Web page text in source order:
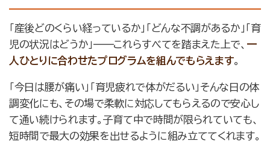
「産後どのくらい経っているか」「どんな不調があるか」「育
児の状況はどうか」——これらすべてを踏まえた上で、 一
人ひとりに合わせたプログラムを組んでもらえます。
「今日は腰が痛い」「育児疲れで体がだるい」そんな日の体
調変化にも、その場で柔軟に対応してもらえるので安心し
て通い続けられます。子育て中で時間が限られていても、
短時間で最大の効果を出せるように組み立ててくれます。